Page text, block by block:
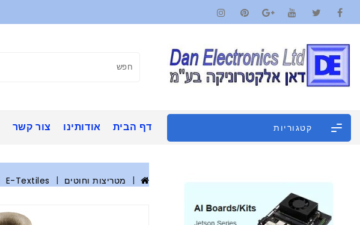
קטגוריות דף הבית אודותינו צור קשר
מטריצות וחוטים E-Textiles